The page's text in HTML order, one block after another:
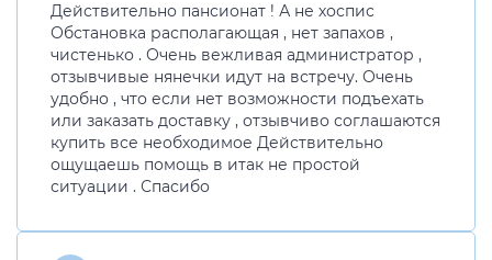
Действительно пансионат ! А не хоспис
Обстановка располагающая , нет запахов ,
чистенько . Очень вежливая администратор ,
отзывчивые нянечки идут на встречу. Очень
удобно , что если нет возможности подъехать
или заказать доставку , отзывчиво соглашаются
купить все необходимое Действительно
ощущаешь помощь в итак не простой
ситуации . Спасибо